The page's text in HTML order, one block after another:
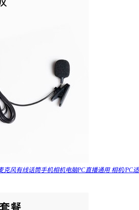
克风有线话筒手机相机电脑PC直播通用 相机/PC适